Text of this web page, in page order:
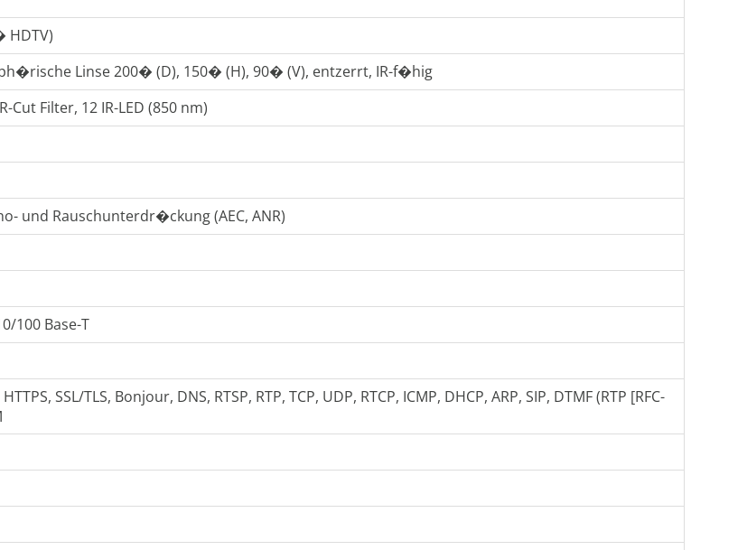
HDTV)
Linse 200� (D), 150� (H), 90� (V), entzerrt, IR-f�hig
Cut Filter, 12 IR-LED (850 nm)
und Rauschunterdr�ckung (AEC, ANR)
100 Base-T
SSL/TLS, Bonjour, DNS, RTSP, RTP, TCP, UDP, RTCP, ICMP, DHCP, ARP, SIP, DTMF (RTP [RFC-